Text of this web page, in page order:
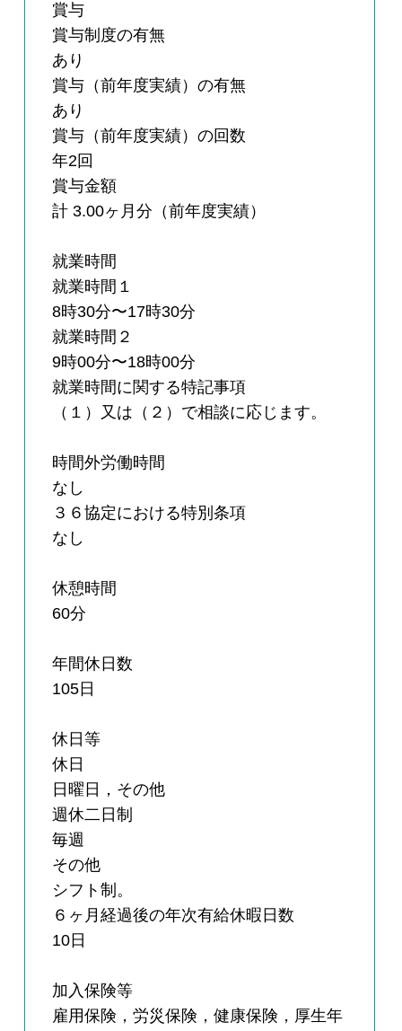
賞与
賞与制度の有無
あり
賞与（前年度実績）の有無
あり
賞与（前年度実績）の回数
年2回
賞与金額
計 3.00ヶ月分（前年度実績）
就業時間
就業時間１
8時30分〜17時30分
就業時間２
9時00分〜18時00分
就業時間に関する特記事項
（１）又は（２）で相談に応じます。
時間外労働時間
なし
３６協定における特別条項
なし
休憩時間
60分
年間休日数
105日
休日等
休日
日曜日，その他
週休二日制
毎週
その他
シフト制。
６ヶ月経過後の年次有給休暇日数
10日
加入保険等
雇用保険，労災保険，健康保険，厚生年